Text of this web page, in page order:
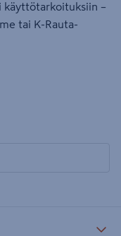
käyttötarkoituksiin –
tai K-Rauta-